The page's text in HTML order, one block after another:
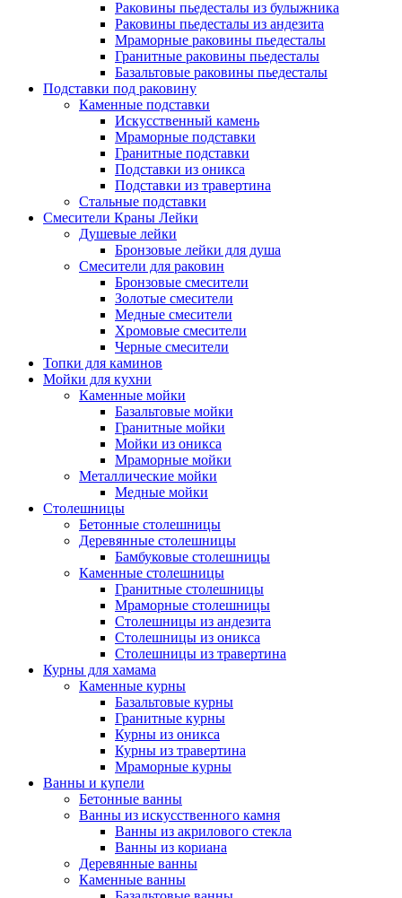
Раковины пьедесталы из булыжника
Раковины пьедесталы из андезита
Мраморные раковины пьедесталы
Гранитные раковины пьедесталы
Базальтовые раковины пьедесталы
Подставки под раковину
Каменные подставки
Искусственный камень
Мраморные подставки
Гранитные подставки
Подставки из оникса
Подставки из травертина
Стальные подставки
Смесители Краны Лейки
Душевые лейки
Бронзовые лейки для душа
Смесители для раковин
Бронзовые смесители
Золотые смесители
Медные смесители
Хромовые смесители
Черные смесители
Топки для каминов
Мойки для кухни
Каменные мойки
Базальтовые мойки
Гранитные мойки
Мойки из оникса
Мраморные мойки
Металлические мойки
Медные мойки
Столешницы
Бетонные столешницы
Деревянные столешницы
Бамбуковые столешницы
Каменные столешницы
Гранитные столешницы
Мраморные столешницы
Столешницы из андезита
Столешницы из оникса
Столешницы из травертина
Курны для хамама
Каменные курны
Базальтовые курны
Гранитные курны
Курны из оникса
Курны из травертина
Мраморные курны
Ванны и купели
Бетонные ванны
Ванны из искусственного камня
Ванны из акрилового стекла
Ванны из кориана
Деревянные ванны
Каменные ванны